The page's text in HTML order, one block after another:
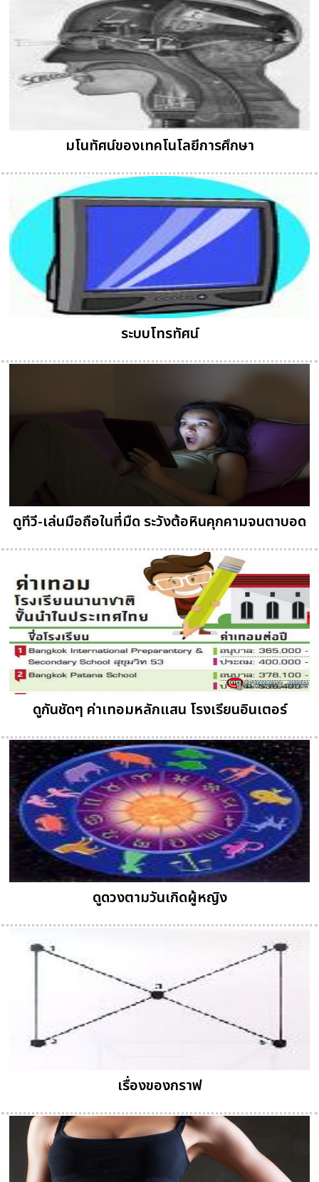
มโนทัศน์ของเทคโนโลยีการศึกษา
ระบบโทรทัศน์
ดูทีวี-เล่นมือถือในที่มืด ระวังต้อหินคุกคามจนตาบอด
ดูกันชัดๆ ค่าเทอมหลักแสน โรงเรียนอินเตอร์
ดูดวงตามวันเกิดผู้หญิง
เรื่องของกราฟ